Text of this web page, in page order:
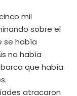
mil
sobre el
se había
no había
que había
atracaron